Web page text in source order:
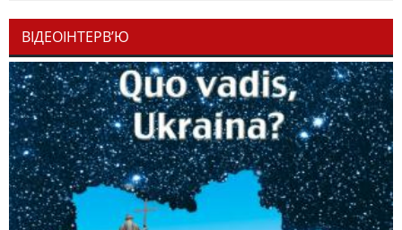
ВІДЕОІНТЕРВ’Ю